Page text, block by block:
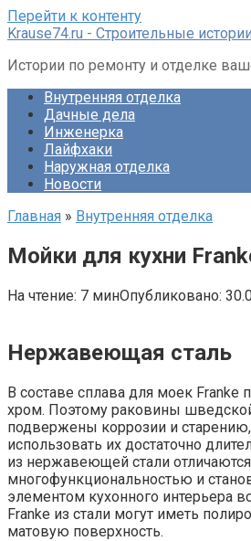
Перейти к контенту
Krause74.ru - Строительные истории
Истории по ремонту и отделке
Внутренняя отделка
Дачные дела
Инженерка
Лайфхаки
Наружная отделка
Новости
Главная » Внутренняя отделка
Мойки для кухни
На чтение: 7 минОпубликовано:
Нержавеющая сталь
В составе сплава для моек Franke
хром. Поэтому раковины
подвержены коррозии и старению,
использовать их достаточно
из нержавеющей стали отличаются
многофункциональностью и
элементом кухонного интерьера
Franke из стали могут иметь
матовую поверхность.